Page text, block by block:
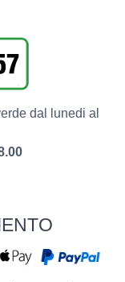
dal lunedi al